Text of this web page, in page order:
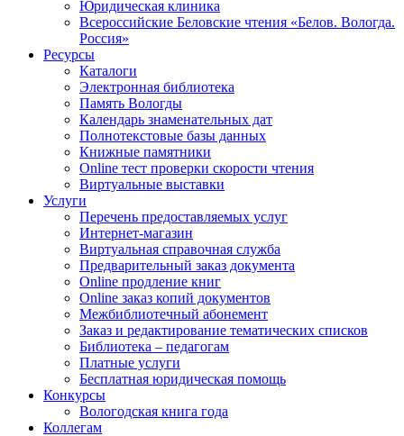
Юридическая клиника
Всероссийские Беловские чтения «Белов. Вологда.
Россия»
Ресурсы
Каталоги
Электронная библиотека
Память Вологды
Календарь знаменательных дат
Полнотекстовые базы данных
Книжные памятники
Online тест проверки скорости чтения
Виртуальные выставки
Услуги
Перечень предоставляемых услуг
Интернет-магазин
Виртуальная справочная служба
Предварительный заказ документа
Online продление книг
Online заказ копий документов
Межбиблиотечный абонемент
Заказ и редактирование тематических списков
Библиотека – педагогам
Платные услуги
Бесплатная юридическая помощь
Конкурсы
Вологодская книга года
Коллегам